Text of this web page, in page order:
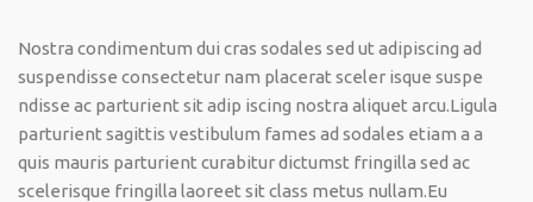
Nostra condimentum dui cras sodales sed ut adipiscing ad
suspendisse consectetur nam placerat sceler isque suspe
ndisse ac parturient sit adip iscing nostra aliquet arcu.Ligula
parturient sagittis vestibulum fames ad sodales etiam a a
quis mauris parturient curabitur dictumst fringilla sed ac
scelerisque fringilla laoreet sit class metus nullam.Eu